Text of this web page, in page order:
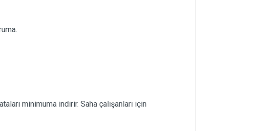
minimuma indirir. Saha çalışanları için